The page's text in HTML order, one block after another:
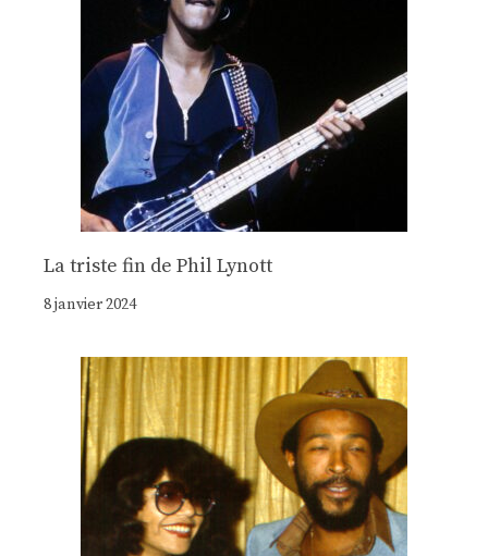
La triste fin de Phil Lynott
8 janvier 2024